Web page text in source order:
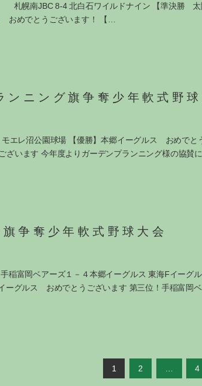
幌南JBC 8-4 北白石ワイルドナイン 【準決勝
めでとうございます！ 【…
ンニング旗争奪少年軟式野球
レ沼公園球場 【優勝】本郷イーグルス おめでと
います 今年度よりガーデンプランニング様の協賛
争奪少年軟式野球大会
稲富岡ベアーズ１－４本郷イーグルス 東海Fイー
ーグルス おめでとうございます 第三位！手稲富岡
1 2 4